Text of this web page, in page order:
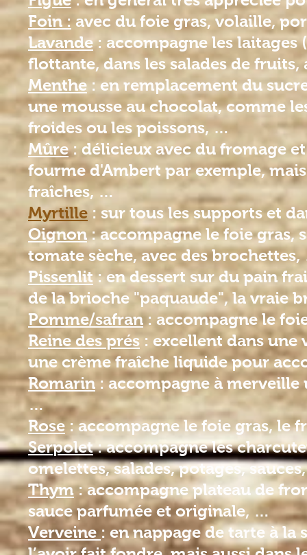
Foin : avec du foie gras, volaille,
Lavande: accompagne les laitages
flottante, dans les salades de
Menthe: en remplacement du
une mousse au chocolat, comme
froides ou les poissons, …
Mûre: délicieux avec du fromage
fourme d'Ambert par exemple,
fraîches, …
Myrtille : sur tous les supports et
Oignon: accompagne le foie gras,
tomate sèche, avec des
Pissenlit: en dessert sur du pain
de la brioche "paquaude", la vraie
Pomme/safran: accompagne le
Reine des prés: excellent dans une
une crème fraîche liquide pour
Romarin: accompagne à merveille
…
Rose: accompagne le foie gras, le
Serpolet: accompagne les
omelettes, salades, potages,
Thym: accompagne plateau de
sauce parfumée et originale, …
Verveine : en nappage de tarte à